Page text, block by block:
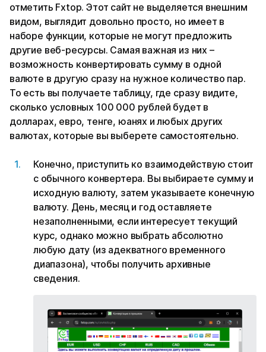
отметить Fxtop. Этот сайт не выделяется внешним
видом, выглядит довольно просто, но имеет в
наборе функции, которые не могут предложить
другие веб-ресурсы. Самая важная из них –
возможность конвертировать сумму в одной
валюте в другую сразу на нужное количество пар.
То есть вы получаете таблицу, где сразу видите,
сколько условных 100 000 рублей будет в
долларах, евро, тенге, юанях и любых других
валютах, которые вы выберете самостоятельно.
Конечно, приступить ко взаимодействую стоит
с обычного конвертера. Вы выбираете сумму и
исходную валюту, затем указываете конечную
валюту. День, месяц и год оставляете
незаполненными, если интересует текущий
курс, однако можно выбрать абсолютно
любую дату (из адекватного временного
диапазона), чтобы получить архивные
сведения.